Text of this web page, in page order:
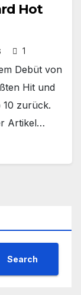
Hot
1
Debüt von
Hit und
10 zurück.
Artikel…
Search